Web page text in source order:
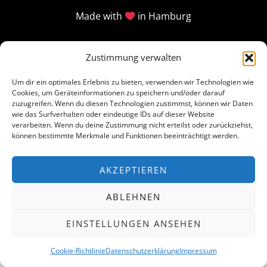
Zustimmung verwalten
Um dir ein optimales Erlebnis zu bieten, verwenden wir Technologien wie
Cookies, um Geräteinformationen zu speichern und/oder darauf
zuzugreifen. Wenn du diesen Technologien zustimmst, können wir Daten
wie das Surfverhalten oder eindeutige IDs auf dieser Website
verarbeiten. Wenn du deine Zustimmung nicht erteilst oder zurückziehst,
können bestimmte Merkmale und Funktionen beeinträchtigt werden.
AKZEPTIEREN
ABLEHNEN
EINSTELLUNGEN ANSEHEN
Cookie-RichtlinieDatenschutzerklärungImpressum
Made with in Hamburg